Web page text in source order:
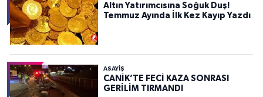
Altın Yatırımcısına Soğuk Duş!
Temmuz Ayında İlk Kez Kayıp Yazdı
ASAYIŞ
CANİK’TE FECİ KAZA SONRASI
GERİLİM TIRMANDI